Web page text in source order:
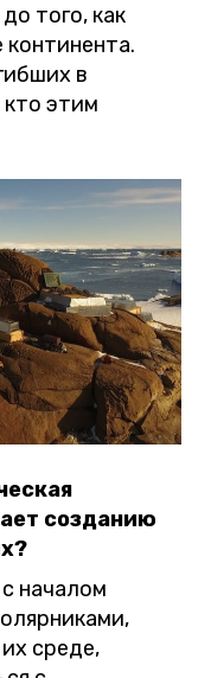
того, как
в
этим
созданию
началом
среде,